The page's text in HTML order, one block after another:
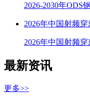
2026-2030年ODS
2026年中国射频
2026年中国射频
最新资讯
更多>>